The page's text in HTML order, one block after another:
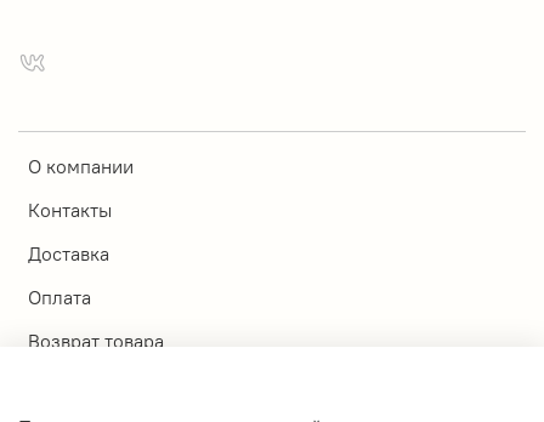
О компании
Контакты
Доставка
Оплата
Возврат товара